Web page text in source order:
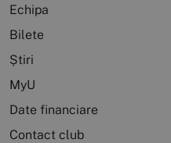
Echipa
Bilete
Știri
MyU
Date financiare
Contact club